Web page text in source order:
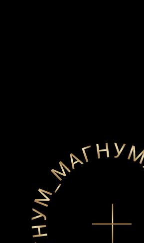
получаются натуральными и
проработанными до мельчайших
эскизом для таких татуировок
фотографии. Пик популярности
нынешнее время, так как мастера
набивали руку, модернизировали
расширяли возможности
получить на теле изображение